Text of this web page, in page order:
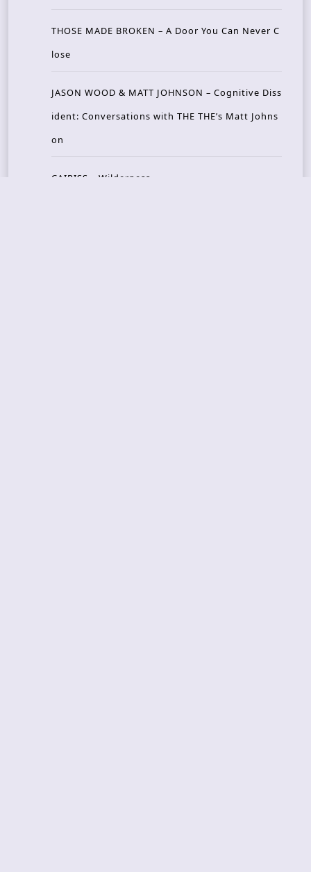
THOSE MADE BROKEN – A Door You Can Never C
lose
JASON WOOD & MATT JOHNSON – Cognitive Diss
ident: Conversations with THE THE’s Matt Johns
on
CAIRISS – Wilderness